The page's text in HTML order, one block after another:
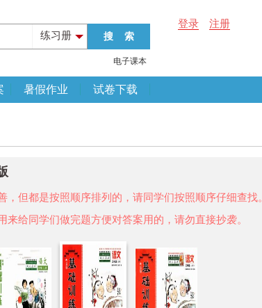
练习册
电子课本
登录 注册
暑假作业 试卷下载
但都是按照顺序排列的，请同学们按照顺序仔细查找
来给同学们做完题方便对答案用的，请勿直接抄袭。